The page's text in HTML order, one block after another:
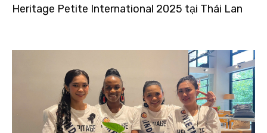
Heritage Petite International 2025 tại Thái Lan